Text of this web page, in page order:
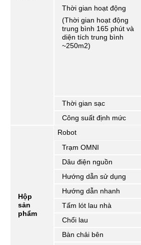
Thời gian hoạt động
(Thời gian hoạt động
trung bình 165 phút và
diện tích trung bình
~250m2)
Thời gian sạc
Công suất định mức
Hộp
sản
phẩm
Robot
Trạm OMNI
Dâu điện nguồn
Hướng dẫn sử dụng
Hướng dẫn nhanh
Tấm lót lau nhà
Chổi lau
Bàn chải bên